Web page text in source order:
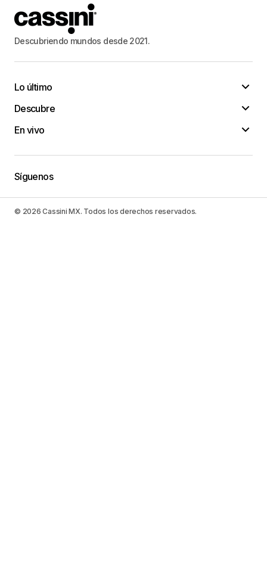
Descubriendo mundos desde 2021.
Lo último
Descubre
En vivo
Síguenos
© 2026 Cassini MX. Todos los derechos reservados.